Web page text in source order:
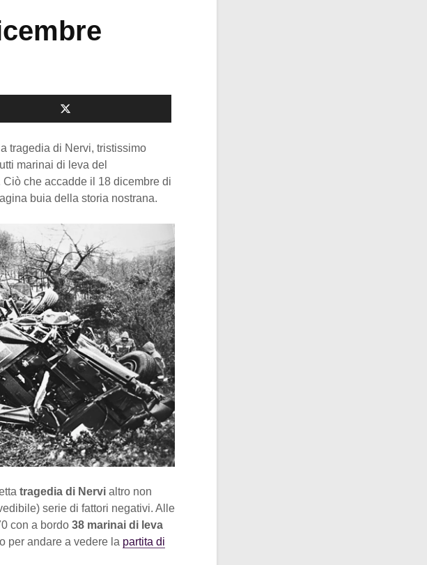
tragedia di Nervi, tristissimo
marinai di leva del
che accadde il 18 dicembre di
buia della storia nostrana.
tragedia di Nervi altro non
serie di fattori negativi. Alle
con a bordo 38 marinai di leva
per andare a vedere la partita di